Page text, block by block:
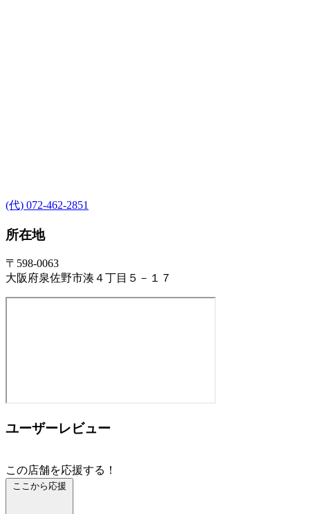
(代) 072-462-2851
所在地
〒598-0063
大阪府泉佐野市湊４丁目５－１７
ユーザーレビュー
この店舗を応援する！
ここから応援